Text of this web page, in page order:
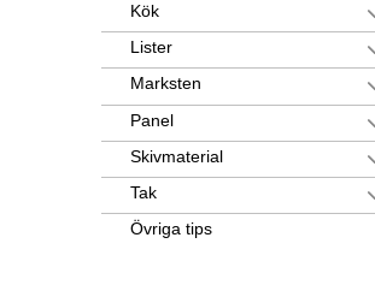
Kök
Lister
Marksten
Panel
Skivmaterial
Tak
Övriga tips